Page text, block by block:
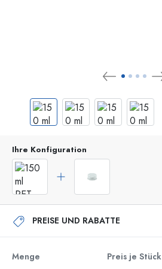
Ihre Konfiguration
PREISE UND RABATTE
Menge Preis je Stück